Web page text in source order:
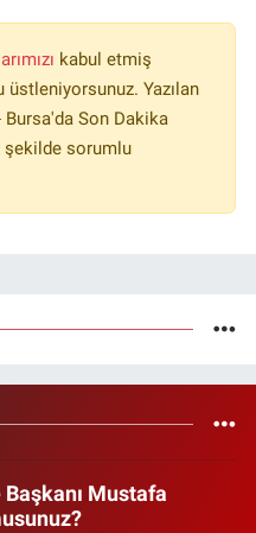
kabul etmiş
Yazılan
Son Dakika
şekilde sorumlu
Mustafa